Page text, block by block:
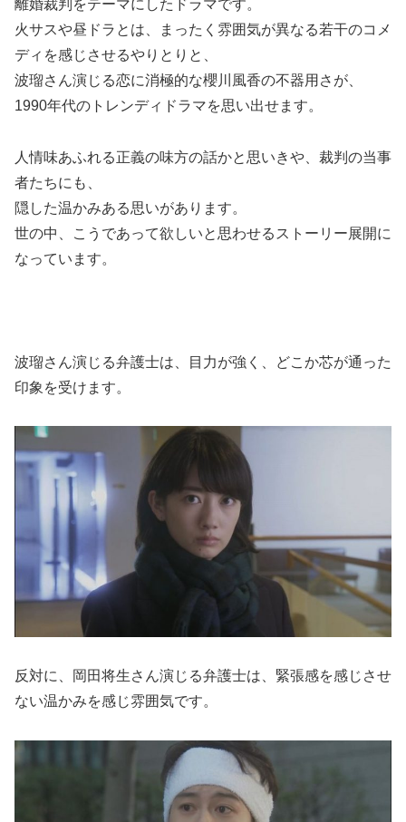
離婚裁判をテーマにしたドラマです。
火サスや昼ドラとは、まったく雰囲気が異なる若干のコメ
ディを感じさせるやりとりと、
波瑠さん演じる恋に消極的な櫻川風香の不器用さが、
1990年代のトレンディドラマを思い出せます。
人情味あふれる正義の味方の話かと思いきや、裁判の当事
者たちにも、
隠した温かみある思いがあります。
世の中、こうであって欲しいと思わせるストーリー展開に
なっています。
波瑠さん演じる弁護士は、目力が強く、どこか芯が通った
印象を受けます。
反対に、岡田将生さん演じる弁護士は、緊張感を感じさせ
ない温かみを感じ雰囲気です。